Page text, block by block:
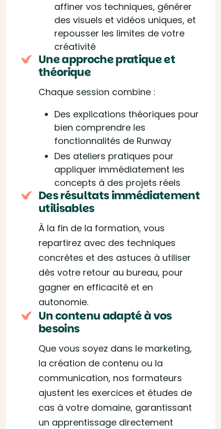
affiner vos techniques, générer
des visuels et vidéos uniques, et
repousser les limites de votre
créativité
Une approche pratique et
théorique
Chaque session combine :
Des explications théoriques pour
bien comprendre les
fonctionnalités de Runway
Des ateliers pratiques pour
appliquer immédiatement les
concepts à des projets réels
Des résultats immédiatement
utilisables
À la fin de la formation, vous
repartirez avec des techniques
concrètes et des astuces à utiliser
dès votre retour au bureau, pour
gagner en efficacité et en
autonomie.
Un contenu adapté à vos
besoins
Que vous soyez dans le marketing,
la création de contenu ou la
communication, nos formateurs
ajustent les exercices et études de
cas à votre domaine, garantissant
un apprentissage directement